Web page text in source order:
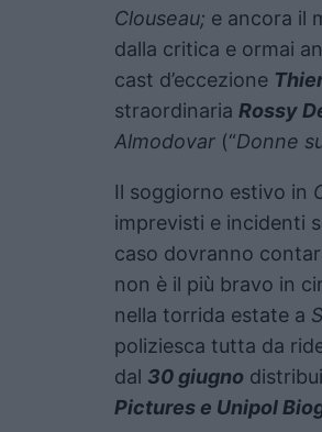
Clouseau; e ancora il
dalla critica e ormai
cast d’eccezione
straordinaria Rossy
Almodovar (“Donne
Il soggiorno estivo in
imprevisti e incidenti
caso dovranno
non è il più bravo in
nella torrida estate a
poliziesca tutta da
dal 30 giugno
Pictures e Unipol